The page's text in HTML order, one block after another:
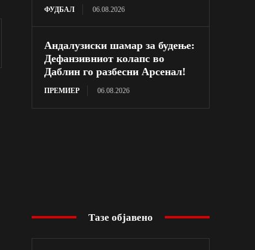
ФУДБАЛ 06.08.2026
Андалузиски шамар за будење:
Дефанзивниот колапс во
Даблин го разбесни Арсенал!
ПРЕМИЕР 06.08.2026
Тазе објавено